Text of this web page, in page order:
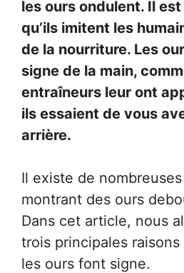
les ours ondulent. Il
qu’ils imitent les
de la nourriture. Les
signe de la main,
entraîneurs leur ont
ils essaient de vous
arrière.
Il existe de
montrant des ours
Dans cet article, nous
trois principales
les ours font signe.